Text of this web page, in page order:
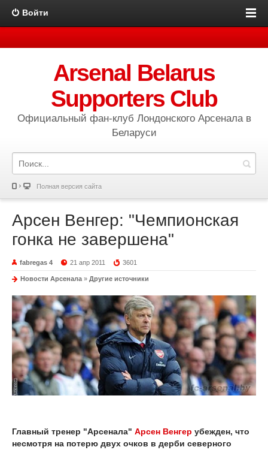
Войти
Arsenal Belarus
Supporters Club
Официальный фан-клуб Лондонского Арсенала в
Беларуси
Полная версия сайта
Арсен Венгер: "Чемпионская
гонка не завершена"
fabregas 4 21 апр 2011 3601
Новости Арсенала » Другие источники
Главный тренер "Арсенала" Арсен Венгер убежден, что
несмотря на потерю двух очков в дерби северного